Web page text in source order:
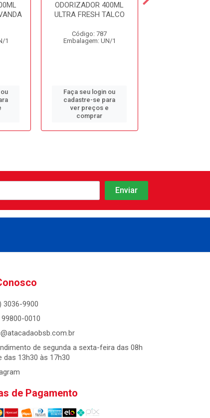
1
ODORIZADOR 400ML
ULTRA FRESH TALCO
Código: 787
Embalagem: UN/1
Faça seu login ou
cadastre-se para
ver preços e
comprar
3036-9900
0010
de segunda a sexta-feira das 08h
das 13h30 às 17h30
de Pagamento